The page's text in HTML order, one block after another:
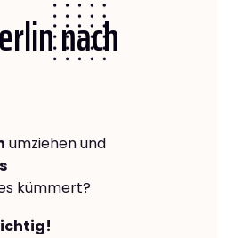
nach
umziehen und
kümmert?